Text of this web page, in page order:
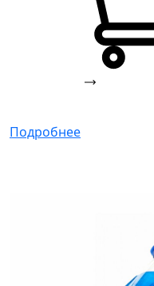
Подробнее